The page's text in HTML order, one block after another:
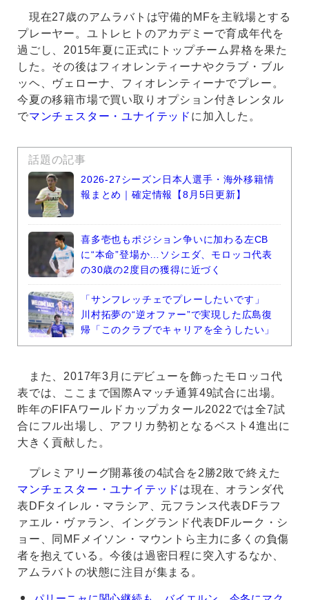
現在27歳のアムラバトは守備的MFを主戦場とする
プレーヤー。ユトレヒトのアカデミーで育成年代を
過ごし、2015年夏に正式にトップチーム昇格を果た
した。その後はフィオレンティーナやクラブ・ブル
ッヘ、ヴェローナ、フィオレンティーナでプレー。
今夏の移籍市場で買い取りオプション付きレンタル
でマンチェスター・ユナイテッド に加入した。
話題の記事
2026-27シーズン日本人選手・海外移籍情
報まとめ｜確定情報【8月5日更新】
喜多壱也もポジション争いに加わる左CB
に“本命”登場か…ソシエダ、モロッコ代表
の30歳の2度目の獲得に近づく
「サンフレッチェでプレーしたいです」
川村拓夢の“逆オファー”で実現した広島復
帰「このクラブでキャリアを全うしたい」
また、2017年3月にデビューを飾ったモロッコ代
表では、ここまで国際Aマッチ通算49試合に出場。
昨年のFIFAワールドカップカタール2022では全7試
合にフル出場し、アフリカ勢初となるベスト4進出に
大きく貢献した。
プレミアリーグ開幕後の4試合を2勝2敗で終えた
マンチェスター・ユナイテッド は現在、オランダ代
表DFタイレル・マラシア、元フランス代表DFラフ
ァエル・ヴァラン、イングランド代表DFルーク・シ
ョー、同MFメイソン・マウントら主力に多くの負傷
者を抱えている。今後は過密日程に突入するなか、
アムラバトの状態に注目が集まる。
ソ